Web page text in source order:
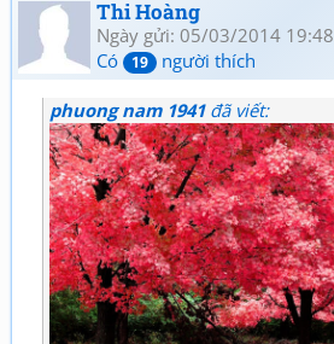
Thi Hoàng
Ngày gửi: 05/03/2014 19:48
Có
19 người thích
phuong nam 1941đã viết: